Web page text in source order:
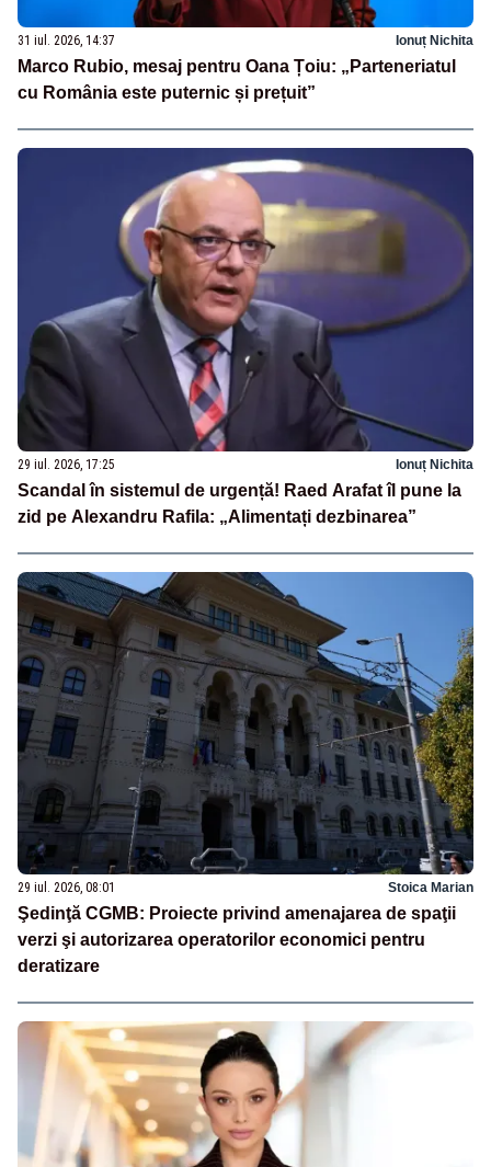
31 iul. 2026, 14:37 Ionuț Nichita
Marco Rubio, mesaj pentru Oana Țoiu: „Parteneriatul
cu România este puternic și prețuit”
29 iul. 2026, 17:25 Ionuț Nichita
Scandal în sistemul de urgență! Raed Arafat îl pune la
zid pe Alexandru Rafila: „Alimentați dezbinarea”
29 iul. 2026, 08:01 Stoica Marian
Şedinţă CGMB: Proiecte privind amenajarea de spaţii
verzi şi autorizarea operatorilor economici pentru
deratizare